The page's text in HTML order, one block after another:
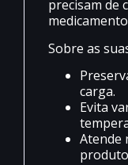
precisam de
Sobre as
carga.
Evita
Atende